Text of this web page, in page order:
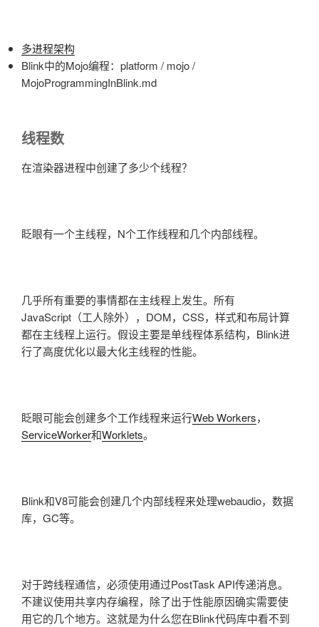
多进程架构
Blink中的Mojo编程：platform / mojo /
MojoProgrammingInBlink.md
线程数
在渲染器进程中创建了多少个线程？
眨眼有一个主线程，N个工作线程和几个内部线程。
几乎所有重要的事情都在主线程上发生。所有
JavaScript（工人除外），DOM，CSS，样式和布局计算
都在主线程上运行。假设主要是单线程体系结构，Blink进
行了高度优化以最大化主线程的性能。
眨眼可能会创建多个工作线程来运行Web Workers，
ServiceWorker和Worklets。
Blink和V8可能会创建几个内部线程来处理webaudio，数据
库，GC等。
对于跨线程通信，必须使用通过PostTask API传递消息。
不建议使用共享内存编程，除了出于性能原因确实需要使
用它的几个地方。这就是为什么您在Blink代码库中看不到